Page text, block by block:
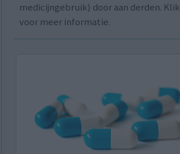
medicijngebruik) door aan derden. Klik
voor meer informatie.